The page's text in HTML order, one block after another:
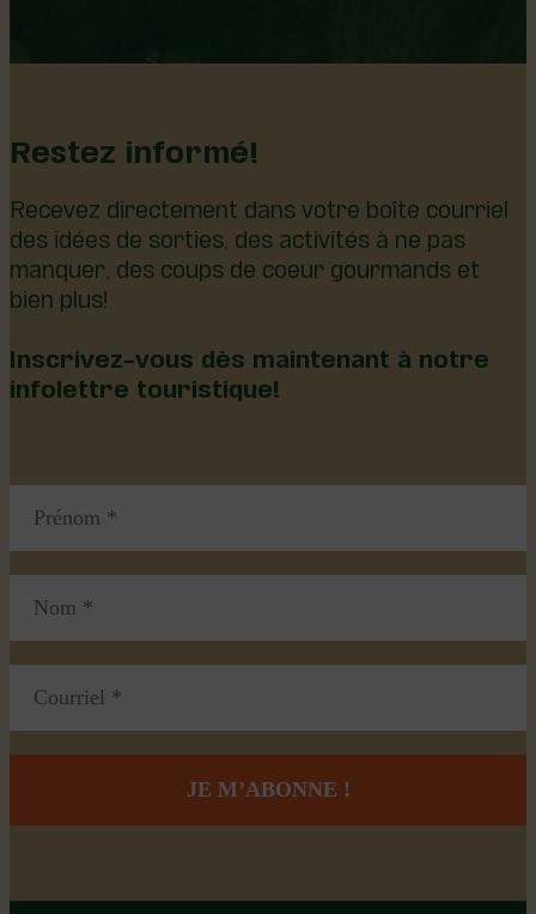
Restez informé!
Recevez directement dans votre boîte courriel
des idées de sorties, des activités à ne pas
manquer, des coups de coeur gourmands et
bien plus!
Inscrivez-vous dès maintenant à notre
infolettre touristique!